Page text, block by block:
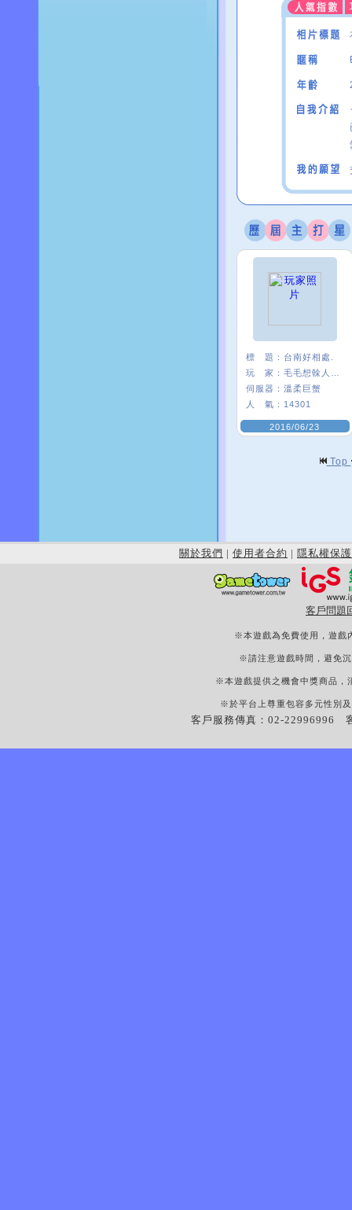
標 題： 台南好相處.
玩 家：
伺服器： 溫柔巨蟹
人 氣： 14301
2016/06/23
Top
關於我們 | 使用者合約 | 隱私權保護
客戶問題
※本遊戲為免費使用，遊戲
※請注意遊戲時間，避免
※本遊戲提供之機會中獎商品，
※於平台上尊重包容多元性別
客戶服務傳真：02-22996996